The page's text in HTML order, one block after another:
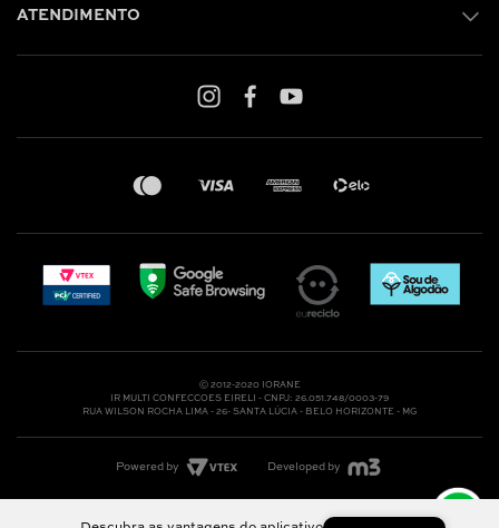
ATENDIMENTO
Whatsapp: (31) 97219-6604
Nossas Lojas
Ⓒ 2012-2020 IORANE
IR MULTI CONFECCOES EIRELI - CNPJ: 26.051.748/0003-79
RUA WILSON ROCHA LIMA - 26- SANTA LÚCIA - BELO HORIZONTE - MG
Powered by Developed by